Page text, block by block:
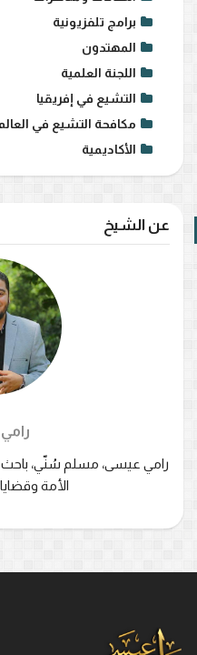
برامج تلفزيونية
المهتدون
اللجنة العلمية
التشيع في إفريقيا
مكافحة التشيع في العالم
الأكاديمية
عن الشيخ
رامي عيسى، مسلم سُنّي،
الأمة